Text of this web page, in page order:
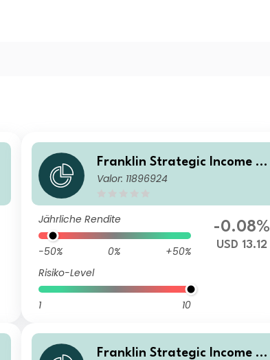
Franklin Strategic Income Fu
nd N(acc)USD
Valor: 11896924
Jährliche Rendite
-50% 0%
+50%
Risiko-Level
1 10
-0.08%
USD 13.12
Franklin Strategic Income Fu